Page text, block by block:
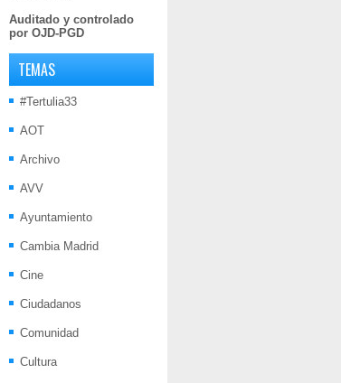
Auditado y controlado
por OJD-PGD
TEMAS
#Tertulia33
AOT
Archivo
AVV
Ayuntamiento
Cambia Madrid
Cine
Ciudadanos
Comunidad
Cultura